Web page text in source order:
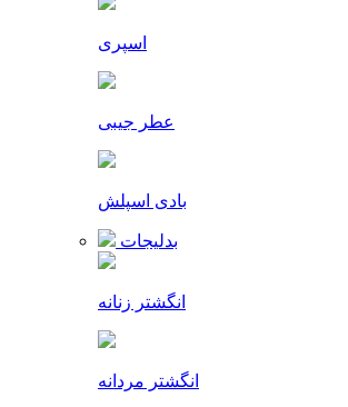
اسپری
عطر جیبی
بادی اسپلش
بدلیجات
انگشتر زنانه
انگشتر مردانه